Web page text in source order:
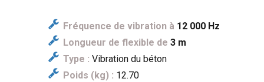
Fréquence de vibration à 12 000 Hz
Longueur de flexible de 3 m
Type : Vibration du béton
Poids (kg) : 12.70